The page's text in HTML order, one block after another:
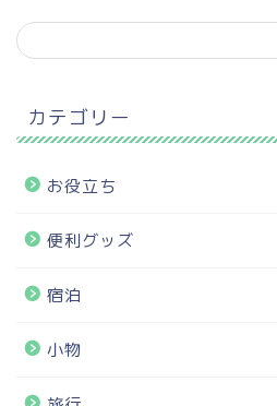
カテゴリー
お役立ち
便利グッズ
宿泊
小物